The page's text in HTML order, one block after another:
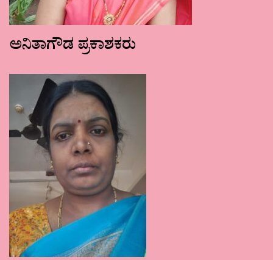
ಅನಿತಾಗೌಡ ಪ್ರಕಾಶಕರು